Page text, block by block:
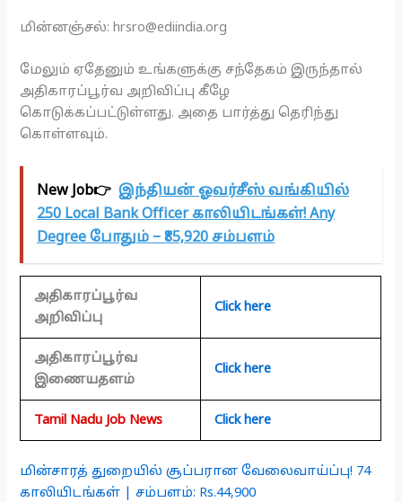
மின்னஞ்சல்: hrsro@ediindia.org
மேலும் ஏதேனும் உங்களுக்கு சந்தேகம் இருந்தால்
அதிகாரப்பூர்வ அறிவிப்பு கீழே
கொடுக்கப்பட்டுள்ளது. அதை பார்த்து தெரிந்து
கொள்ளவும்.
New Job👉 இந்தியன் ஓவர்சீஸ் வங்கியில்
250 Local Bank Officer காலியிடங்கள்! Any
Degree போதும் – ₹85,920 சம்பளம்
அதிகாரப்பூர்வ
அறிவிப்பு
Click here
அதிகாரப்பூர்வ
இணையதளம்
Click here
Tamil Nadu Job News Click here
மின்சாரத் துறையில் சூப்பரான வேலைவாய்ப்பு! 74
காலியிடங்கள் | சம்பளம்: Rs.44,900